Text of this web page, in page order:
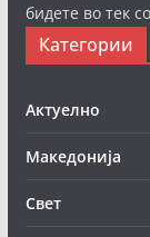
бидете во тек
Категории
Актуелно
Македонија
Свет